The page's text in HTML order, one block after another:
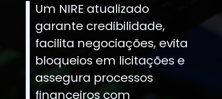
Um NIRE atualizado
garante credibilidade,
facilita negociações, evita
bloqueios em licitações e
assegura processos
financeiros com